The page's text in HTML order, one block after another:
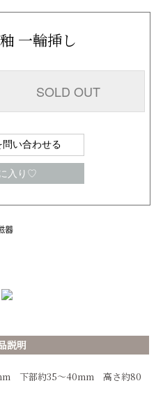
一輪挿し
SOLD OUT
問い合わせる
入り♡
器
説明
下部約35～40mm 高さ約80